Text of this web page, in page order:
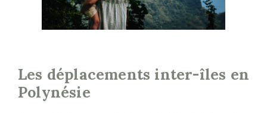
Les déplacements inter-îles en
Polynésie